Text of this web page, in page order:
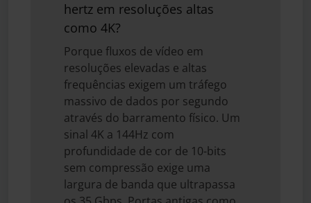
hertz em resoluções altas
como 4K?
Porque fluxos de vídeo em
resoluções elevadas e altas
frequências exigem um tráfego
massivo de dados por segundo
através do barramento físico. Um
sinal 4K a 144Hz com
profundidade de cor de 10-bits
sem compressão exige uma
largura de banda que ultrapassa